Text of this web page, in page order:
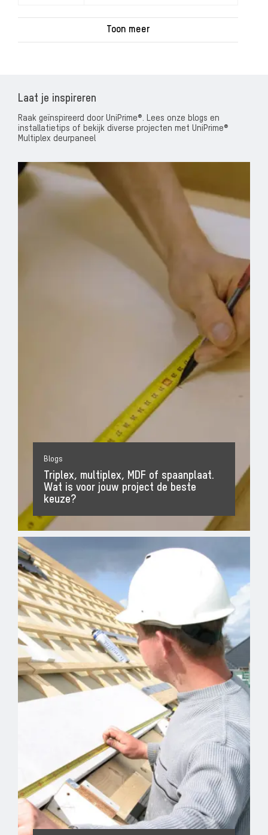
Laat je inspireren
Raak geïnspireerd door UniPrime®. Lees onze blogs en
installatietips of bekijk diverse projecten met UniPrime®
Multiplex deurpaneel
Blogs
Triplex, multiplex, MDF of spaanplaat.
Wat is voor jouw project de beste
keuze?